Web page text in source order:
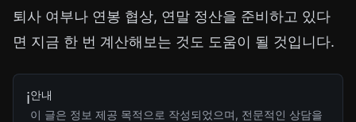
퇴사 여부나 연봉 협상, 연말 정산을 준비하고 있다
면 지금 한 번 계산해보는 것도 도움이 될 것입니다.
ℹ️안내
이 글은 정보 제공 목적으로 작성되었으며, 전문적인 상담을